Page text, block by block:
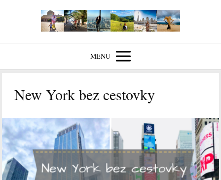
MENU
New York bez cestovky